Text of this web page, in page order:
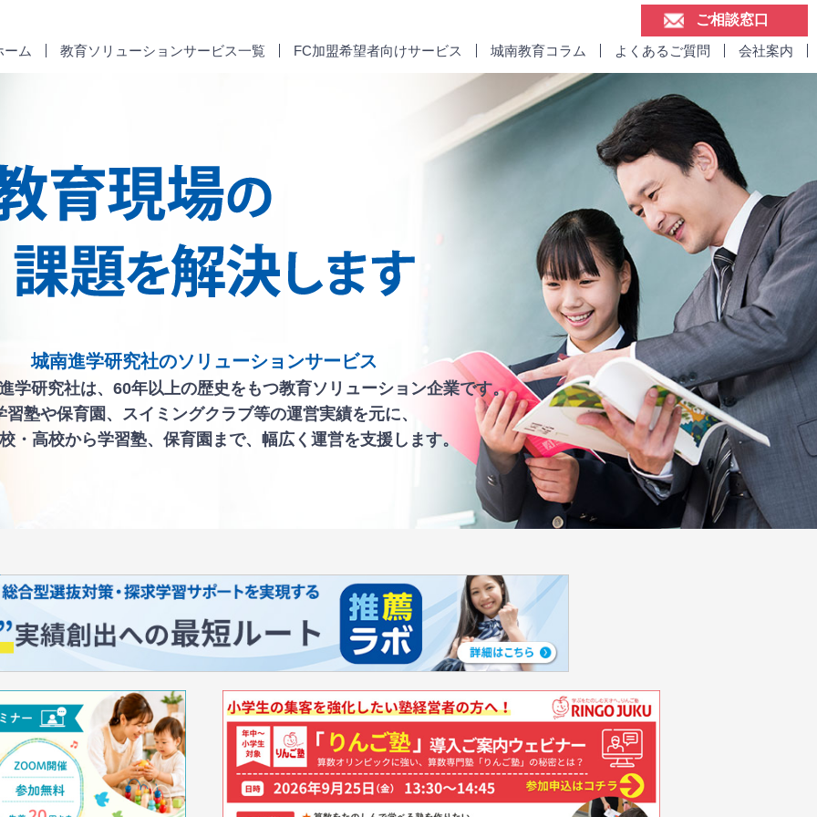
ーム 教育ソリューションサービス一覧 FC加盟希望者向けサービス 城南教育コラム よくあるご質問 会社案内
ご相談窓口
城南進学研究社のソリューションサービス
学研究社は、60年以上の歴史をもつ教育ソリューション企業です。
習塾や保育園、スイミングクラブ等の運営実績を元に、
・高校から学習塾、保育園まで、幅広く運営を支援します。